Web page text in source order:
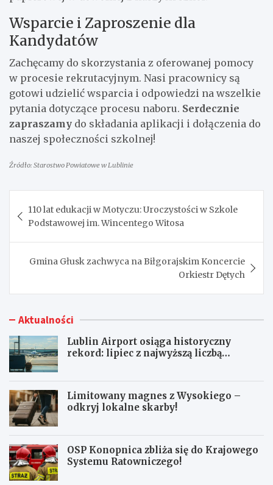
Wsparcie i Zaproszenie dla
Kandydatów
Zachęcamy do skorzystania z oferowanej pomocy
w procesie rekrutacyjnym. Nasi pracownicy są
gotowi udzielić wsparcia i odpowiedzi na wszelkie
pytania dotyczące procesu naboru. Serdecznie
zapraszamy do składania aplikacji i dołączenia do
naszej społeczności szkolnej!
Źródło: Starostwo Powiatowe w Lublinie
wpisu
110 lat edukacji w Motyczu: Uroczystości w Szkole
Podstawowej im. Wincentego Witosa
Gmina Głusk zachwyca na Biłgorajskim Koncercie
Orkiestr Dętych
Aktualności
Lublin Airport osiąga historyczny
rekord: lipiec z najwyższą liczbą
Limitowany magnes z Wysokiego –
odkryj lokalne skarby!
OSP Konopnica zbliża się do Krajowego
Systemu Ratowniczego!